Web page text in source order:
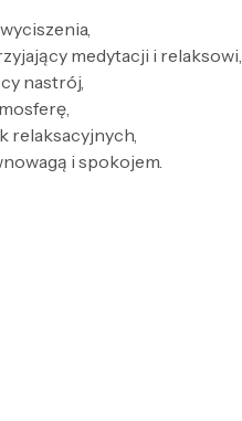
medytacji i relaksowi,
nastrój,
relaksacyjnych,
i spokojem.